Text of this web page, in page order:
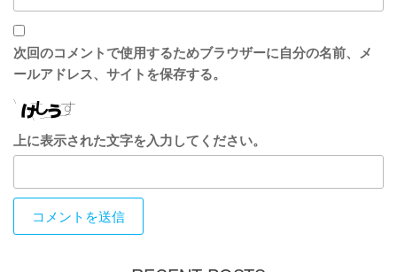
次回のコメントで使用するためブラウザーに自分の名前、メ
ールアドレス、サイトを保存する。
上に表示された文字を入力してください。